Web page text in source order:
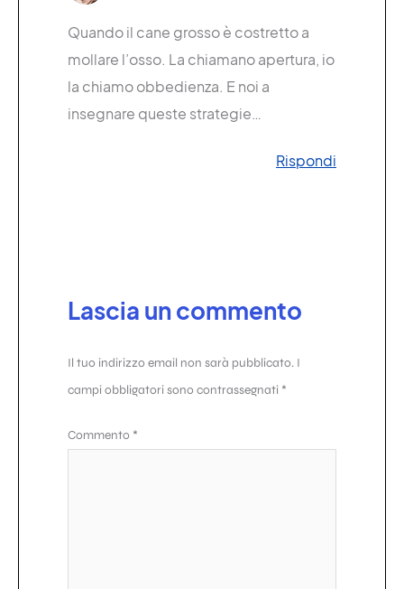
Quando il cane grosso è costretto a
mollare l’osso. La chiamano apertura, io
la chiamo obbedienza. E noi a
insegnare queste strategie…
Rispondi
Lascia un commento
Il tuo indirizzo email non sarà pubblicato. I
campi obbligatori sono contrassegnati *
Commento *